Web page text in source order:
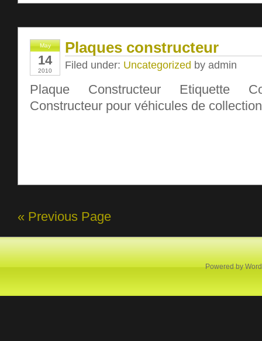
May
14
2010
Plaques constructeur
Filed under: Uncategorized by admin
Plaque Constructeur Etiquette
Constructeur pour véhicules de collection
« Previous Page
Powered by